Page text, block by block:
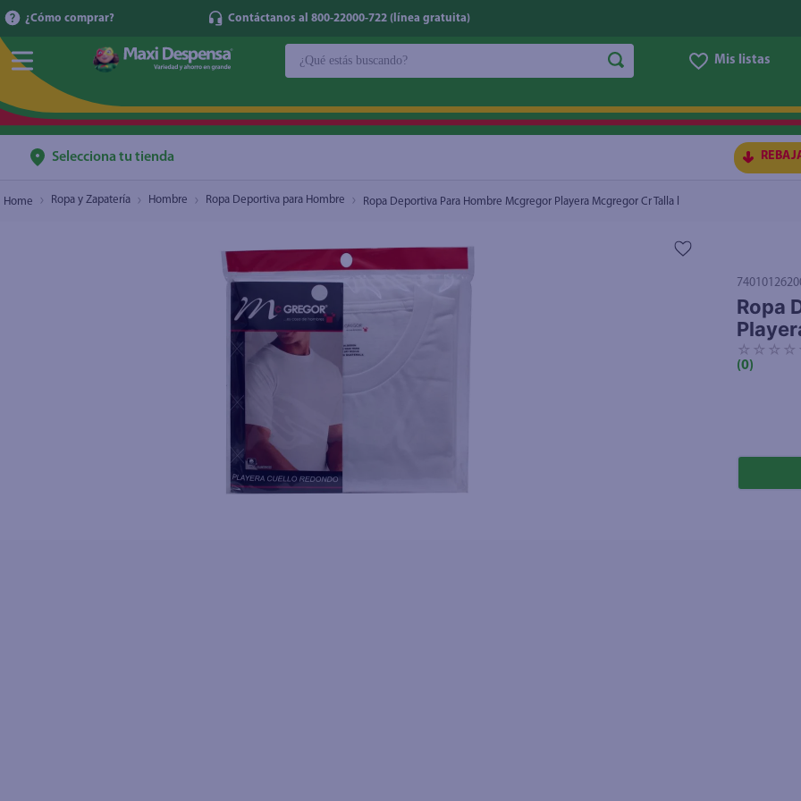
¿Cómo comprar? Contáctanos al 800-22000-722 (línea gratuita)
Mis listas
Selecciona tu tienda
Ropa y Zapatería Hombre Ropa Deportiva para Hombre Ropa Deportiva Para Hombre Mcgregor Playera Mcgregor Cr Talla l
Ropa
☆ ☆ ☆ ☆
(0)
Ropa Deportiva Para Hombre Mcgregor Playera Mcgregor Cr Talla l
1.
cerveza
5.
coca cola
6.
pañales
7.
samsung
shampoo
papel higiénico